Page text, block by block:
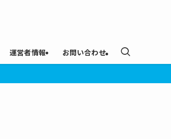
運営者情報 お問い合わせ